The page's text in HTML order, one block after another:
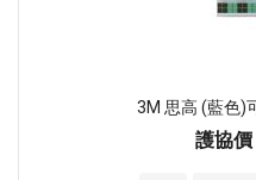
3M 思高 (藍色)
護協價